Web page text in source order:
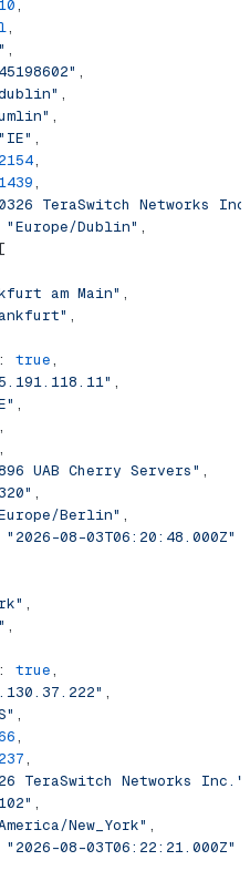
,
,
,
,
,
,
"IE" ,
,
,
TeraSwitch Networks
"Europe/Dublin" ,
am Main" ,
,
: true,
,
,
,
,
UAB Cherry Servers" ,
,
Berlin" ,
"2026-08-03T06:20:48.000Z"
,
,
: true,
,
,
,
,
TeraSwitch Networks Inc."
,
New_York" ,
"2026-08-03T06:22:21.000Z"